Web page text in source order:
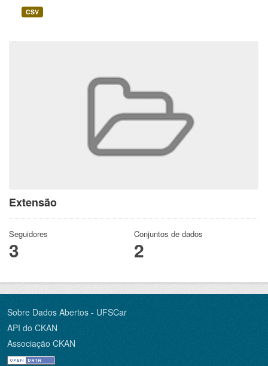
Extensão
Seguidores
3
Conjuntos de dados
2
CSV
Sobre Dados Abertos - UFSCar
API do CKAN
Associação CKAN